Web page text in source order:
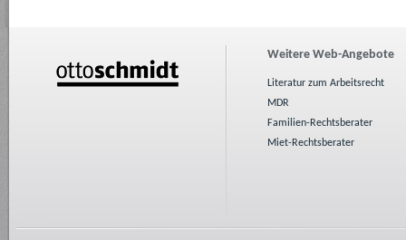
Weitere Web-Angebote
Literatur zum Arbeitsrecht
MDR
Familien-Rechtsberater
Miet-Rechtsberater